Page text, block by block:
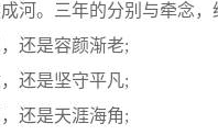
河。三年的分别与牵念，
还是容颜渐老;
还是坚守平凡;
还是天涯海角;